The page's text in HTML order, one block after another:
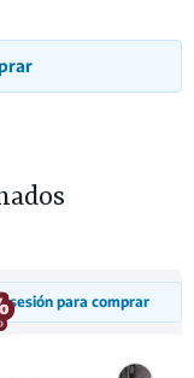
sesión para comprar